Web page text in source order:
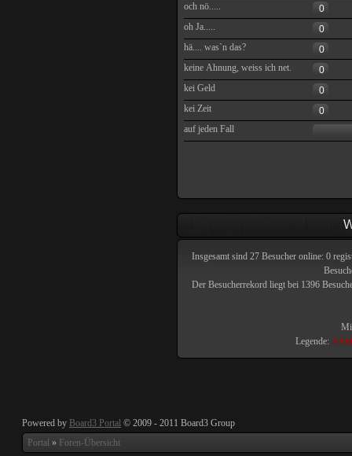
och nö.....
0
oh Ja.....
0
hä.... was`n das?
0
keine Ahnung, weiss ich net.
0
kei Geld
0
kei Zeit
0
auf jeden Fall
Insgesamt sind 27 Besucher online: 0
Der Besucherrekord liegt bei 1396
Legende:
Powered by Board3 Portal © 2009 - 2011 Board3 Group
Portal » Foren-Übersicht